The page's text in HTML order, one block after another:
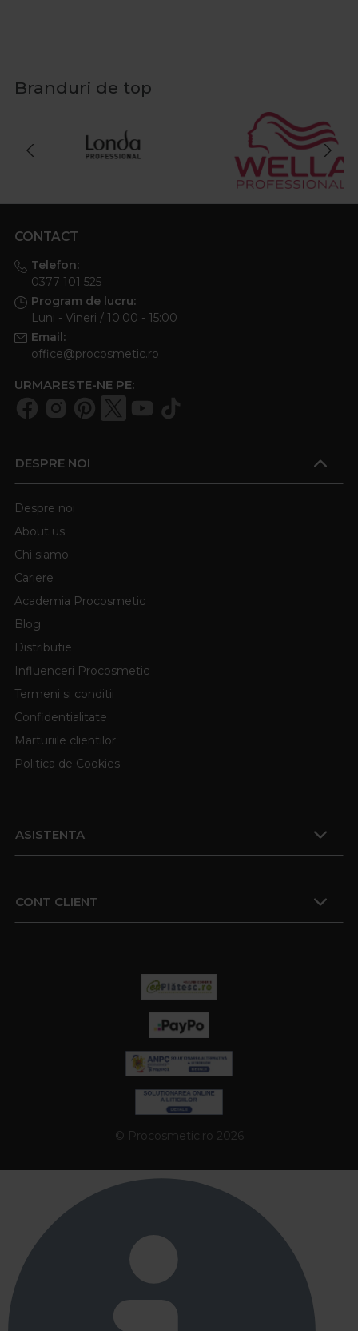
Branduri de top
CONTACT
Telefon:
0377 101 525
Program de lucru:
Luni - Vineri / 10:00 - 15:00
Email:
office@procosmetic.ro
URMARESTE-NE PE:
DESPRE NOI
Despre noi
About us
Chi siamo
Cariere
Academia Procosmetic
Blog
Distributie
Influenceri Procosmetic
Termeni si conditii
Confidentialitate
Marturiile clientilor
Politica de Cookies
ASISTENTA
CONT CLIENT
© Procosmetic.ro 2026